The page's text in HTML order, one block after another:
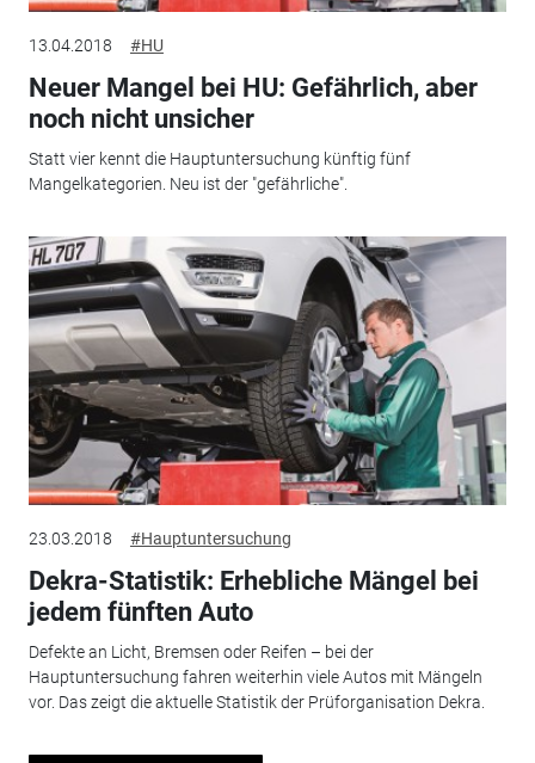
13.04.2018 #HU
Neuer Mangel bei HU: Gefährlich, aber
noch nicht unsicher
Statt vier kennt die Hauptuntersuchung künftig fünf
Mangelkategorien. Neu ist der "gefährliche".
23.03.2018 #Hauptuntersuchung
Dekra-Statistik: Erhebliche Mängel bei
jedem fünften Auto
Defekte an Licht, Bremsen oder Reifen – bei der
Hauptuntersuchung fahren weiterhin viele Autos mit Mängeln
vor. Das zeigt die aktuelle Statistik der Prüforganisation Dekra.